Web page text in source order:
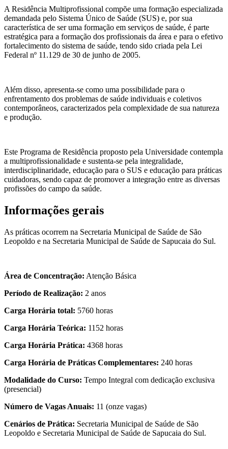
A Residência Multiprofissional compõe uma formação especializada
demandada pelo Sistema Único de Saúde (SUS) e, por sua
característica de ser uma formação em serviços de saúde, é parte
estratégica para a formação dos profissionais da área e para o efetivo
fortalecimento do sistema de saúde, tendo sido criada pela Lei
Federal nº 11.129 de 30 de junho de 2005.
Além disso, apresenta-se como uma possibilidade para o
enfrentamento dos problemas de saúde individuais e coletivos
contemporâneos, caracterizados pela complexidade de sua natureza
e produção.
Este Programa de Residência proposto pela Universidade contempla
a multiprofissionalidade e sustenta-se pela integralidade,
interdisciplinaridade, educação para o SUS e educação para práticas
cuidadoras, sendo capaz de promover a integração entre as diversas
profissões do campo da saúde.
Informações gerais
As práticas ocorrem na Secretaria Municipal de Saúde de São
Leopoldo e na Secretaria Municipal de Saúde de Sapucaia do Sul.
Área de Concentração: Atenção Básica
Período de Realização: 2 anos
Carga Horária total: 5760 horas
Carga Horária Teórica: 1152 horas
Carga Horária Prática: 4368 horas
Carga Horária de Práticas Complementares: 240 horas
Modalidade do Curso: Tempo Integral com dedicação exclusiva
(presencial)
Número de Vagas Anuais: 11 (onze vagas)
Cenários de Prática: Secretaria Municipal de Saúde de São
Leopoldo e Secretaria Municipal de Saúde de Sapucaia do Sul.